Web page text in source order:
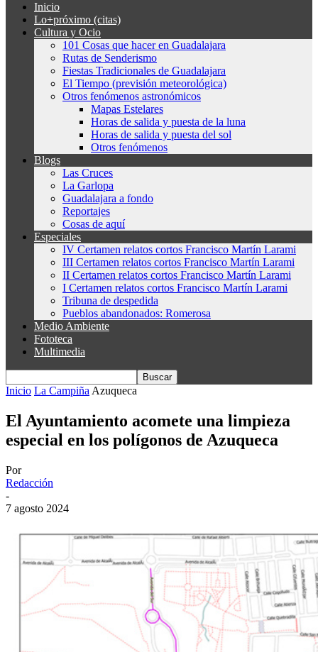
Inicio
Lo+próximo (citas)
Cultura y Ocio
101 Cosas que hacer en Guadalajara
Rutas de Senderismo
Fiestas Tradicionales de Guadalajara
El Tiempo (previsión meteorológica)
Otros fenómenos astronómicos
Mapas Estelares
Horas de salida y puesta de la luna
Horas de salida y puesta del sol
Otros fenómenos
Blogs
Las Cruces
La Garlopa
Guadalajara a fondo
Reportajes
Cosas de aquí
Especiales
IV Certamen relatos cortos Francisco Martín Larami
III Certamen relatos cortos Francisco Martín Larami
II Certamen relatos cortos Francisco Martín Larami
I Certamen relatos cortos Francisco Martín Larami
Tribuna de despedida
Pueblos abandonados: Romerosa
Medio Ambiente
Fototeca
Multimedia
Inicio La Campiña Azuqueca
El Ayuntamiento acomete una limpieza
especial en los polígonos de Azuqueca
Por
Redacción
-
7 agosto 2024